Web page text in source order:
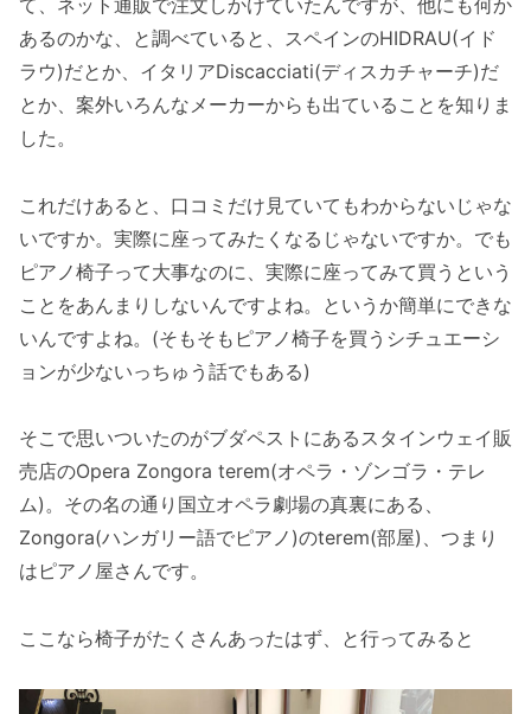
あるのかな、と調べていると、スペインのHIDRAU(イド
ラウ)だとか、イタリアDiscacciati(ディスカチャーチ)だ
とか、案外いろんなメーカーからも出ていることを知りま
した。
これだけあると、口コミだけ見ていてもわからないじゃな
いですか。実際に座ってみたくなるじゃないですか。でも
ピアノ椅子って大事なのに、実際に座ってみて買うという
ことをあんまりしないんですよね。というか簡単にできな
いんですよね。(そもそもピアノ椅子を買うシチュエーシ
ョンが少ないっちゅう話でもある)
そこで思いついたのがブダペストにあるスタインウェイ販
売店のOpera Zongora terem(オペラ・ゾンゴラ・テレ
ム)。その名の通り国立オペラ劇場の真裏にある、
Zongora(ハンガリー語でピアノ)のterem(部屋)、つまり
はピアノ屋さんです。
ここなら椅子がたくさんあったはず、と行ってみると